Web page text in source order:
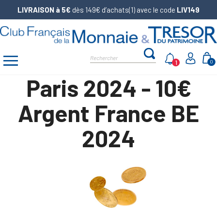
LIVRAISON à 5€ dès 149€ d’achats(1) avec le code LIV149
0
1
Paris 2024 - 10€
Argent France BE
2024